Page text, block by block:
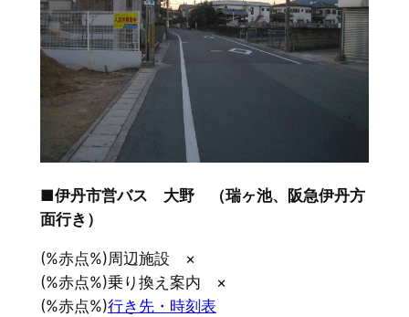
■伊丹市営バス 大野 （瑞ヶ池、阪急伊丹方
面行き）
(%赤点%)周辺施設 ×
(%赤点%)乗り換え案内 ×
(%赤点%)行き先・時刻表